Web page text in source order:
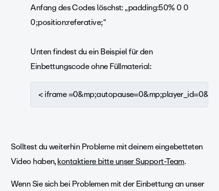
Anfang des Codes löschst: „padding:50% 0 0
0;position:referative;“
Unten findest du ein Beispiel für den
Einbettungscode ohne Füllmaterial:
< iframe
Solltest du weiterhin Probleme mit deinem eingebetteten
Video haben,kontaktiere bitte unser Support-Team.
Wenn Sie sich bei Problemen mit der Einbettung an unser